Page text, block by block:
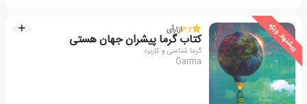
پیشنهاد ویژه 3.2از1رأی
کتاب گرما پیشران جهان هستی
گرما شناسی و کاربرد
Garma